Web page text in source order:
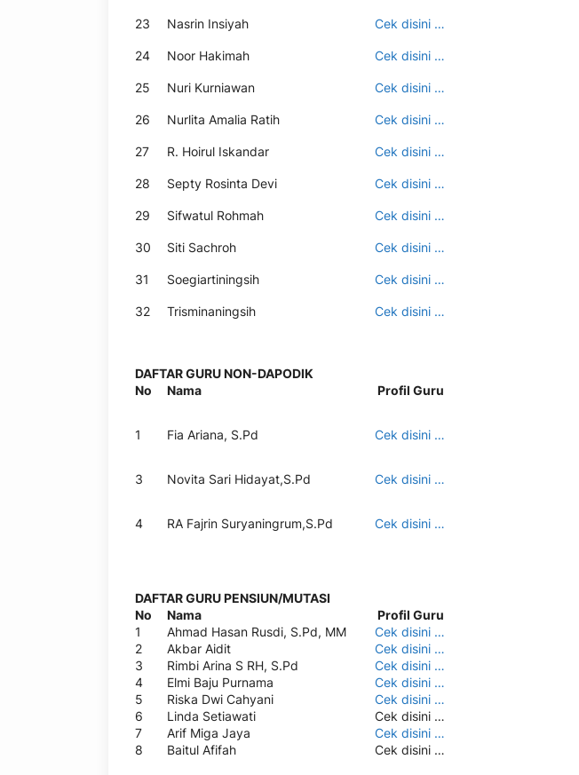
23 Nasrin Insiyah Cek disini …
24 Noor Hakimah Cek disini …
25 Nuri Kurniawan Cek disini …
26 Nurlita Amalia Ratih Cek disini …
27 R. Hoirul Iskandar Cek disini …
28 Septy Rosinta Devi Cek disini …
29 Sifwatul Rohmah Cek disini …
30 Siti Sachroh Cek disini …
31 Soegiartiningsih Cek disini …
32 Trisminaningsih Cek disini …
DAFTAR GURU NON-DAPODIK
No
Nama Profil Guru
1 Fia Ariana, S.Pd Cek disini …
3 Novita Sari Hidayat,S.Pd Cek disini …
4 RA Fajrin Suryaningrum,S.Pd Cek disini …
DAFTAR GURU PENSIUN/MUTASI
No
Nama
Profil Guru
1
Ahmad Hasan Rusdi, S.Pd, MM
Cek disini …
2
Akbar Aidit
Cek disini …
3
Rimbi Arina S RH, S.Pd
Cek disini …
4
Elmi Baju Purnama
Cek disini …
5
Riska Dwi Cahyani
Cek disini …
6
Linda Setiawati
Cek disini …
7
Arif Miga Jaya
Cek disini …
8
Baitul Afifah Cek disini …